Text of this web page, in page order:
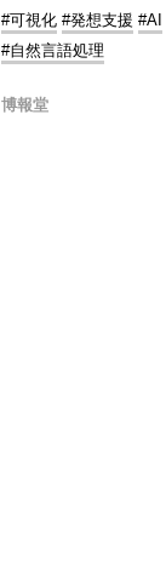
#可視化 #発想支援 #AI
#自然言語処理
博報堂